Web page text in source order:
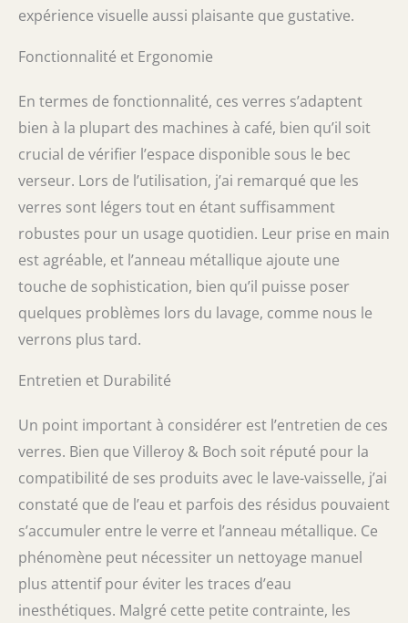
expérience visuelle aussi plaisante que gustative.
Fonctionnalité et Ergonomie
En termes de fonctionnalité, ces verres s’adaptent
bien à la plupart des machines à café, bien qu’il soit
crucial de vérifier l’espace disponible sous le bec
verseur. Lors de l’utilisation, j’ai remarqué que les
verres sont légers tout en étant suffisamment
robustes pour un usage quotidien. Leur prise en main
est agréable, et l’anneau métallique ajoute une
touche de sophistication, bien qu’il puisse poser
quelques problèmes lors du lavage, comme nous le
verrons plus tard.
Entretien et Durabilité
Un point important à considérer est l’entretien de ces
verres. Bien que Villeroy & Boch soit réputé pour la
compatibilité de ses produits avec le lave-vaisselle, j’ai
constaté que de l’eau et parfois des résidus pouvaient
s’accumuler entre le verre et l’anneau métallique. Ce
phénomène peut nécessiter un nettoyage manuel
plus attentif pour éviter les traces d’eau
inesthétiques. Malgré cette petite contrainte, les